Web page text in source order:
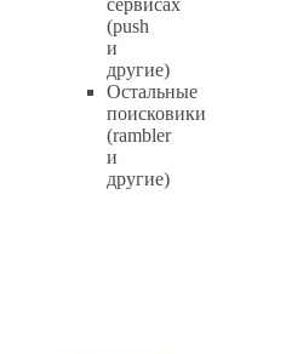
сервисах
(push
и
другие)
Остальные
поисковики
(rambler
и
другие)